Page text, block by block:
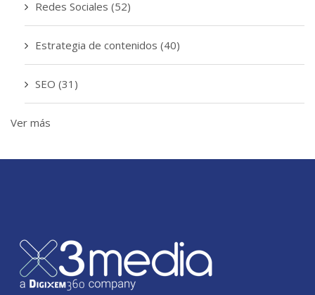
Redes Sociales (52)
Estrategia de contenidos (40)
SEO (31)
Ver más